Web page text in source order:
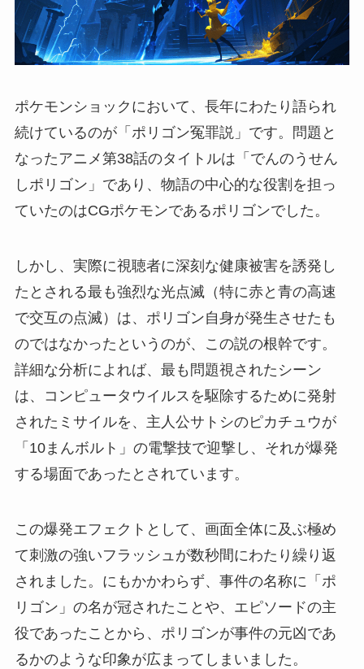
ポケモンショックにおいて、長年にわたり語られ
続けているのが「ポリゴン冤罪説」です。問題と
なったアニメ第38話のタイトルは「でんのうせん
しポリゴン」であり、物語の中心的な役割を担っ
ていたのはCGポケモンであるポリゴンでした。
しかし、実際に視聴者に深刻な健康被害を誘発し
たとされる最も強烈な光点滅（特に赤と青の高速
で交互の点滅）は、ポリゴン自身が発生させたも
のではなかったというのが、この説の根幹です。
詳細な分析によれば、最も問題視されたシーン
は、コンピュータウイルスを駆除するために発射
されたミサイルを、主人公サトシのピカチュウが
「10まんボルト」の電撃技で迎撃し、それが爆発
する場面であったとされています。
この爆発エフェクトとして、画面全体に及ぶ極め
て刺激の強いフラッシュが数秒間にわたり繰り返
されました。にもかかわらず、事件の名称に「ポ
リゴン」の名が冠されたことや、エピソードの主
役であったことから、ポリゴンが事件の元凶であ
るかのような印象が広まってしまいました。